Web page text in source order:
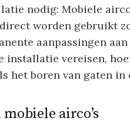
nodig: Mobiele
worden gebruikt
aanpassingen
installatie vereisen,
het boren van gaten in
airco’s